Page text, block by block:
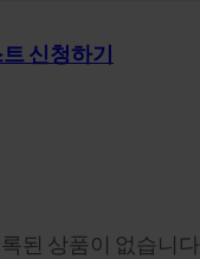
신청하기
된 상품이 없습니다